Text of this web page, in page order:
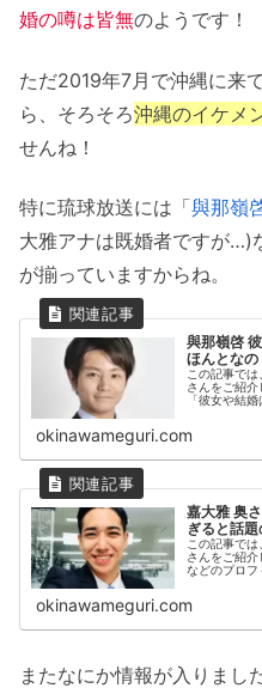
婚の噂は皆無のようです！
ただ2019年7月で沖縄に来
ら、そろそろ沖縄のイケメ
せんね！
特に琉球放送には「與那嶺
大雅アナは既婚者ですが…)
が揃っていますからね。
與那嶺啓
ほんとなの
この記事で
さんをご紹介
「彼女や結
は、北谷町
okinawameguri.com
嘉大雅 奥
ぎると話題
この記事で
さんをご紹
などのプロフ
okinawameguri.com
またなにか情報が入りまし